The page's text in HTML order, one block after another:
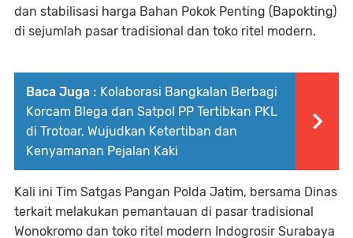
dan stabilisasi harga Bahan Pokok Penting (Bapokting)
di sejumlah pasar tradisional dan toko ritel modern.
Baca Juga : Kolaborasi Bangkalan Berbagi
Korcam Blega dan Satpol PP Tertibkan PKL
di Trotoar, Wujudkan Ketertiban dan
Kenyamanan Pejalan Kaki
Kali ini Tim Satgas Pangan Polda Jatim, bersama Dinas
terkait melakukan pemantauan di pasar tradisional
Wonokromo dan toko ritel modern Indogrosir Surabaya